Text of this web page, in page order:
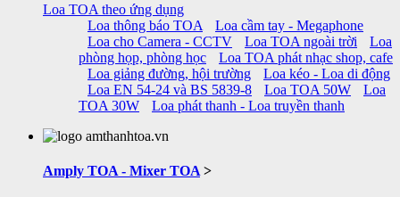
Loa TOA theo ứng dụng
Loa thông báo TOA
Loa cầm tay - Megaphone
Loa cho Camera - CCTV
Loa TOA ngoài trời
Loa
phòng họp, phòng học
Loa TOA phát nhạc shop, cafe
Loa giảng đường, hội trường
Loa kéo - Loa di động
Loa EN 54-24 và BS 5839-8
Loa TOA 50W
Loa
TOA 30W
Loa phát thanh - Loa truyền thanh
Amply TOA - Mixer TOA >